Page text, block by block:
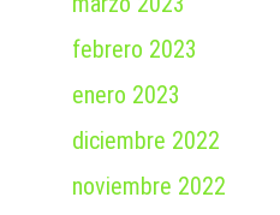
febrero 2023
enero 2023
diciembre 2022
noviembre 2022